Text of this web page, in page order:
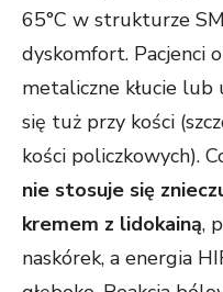
65°C w strukturze
dyskomfort. Pacjenci
metaliczne kłucie lub
się tuż przy kości
kości policzkowych).
nie stosuje się
kremem z lidokainą,
naskórek, a energia